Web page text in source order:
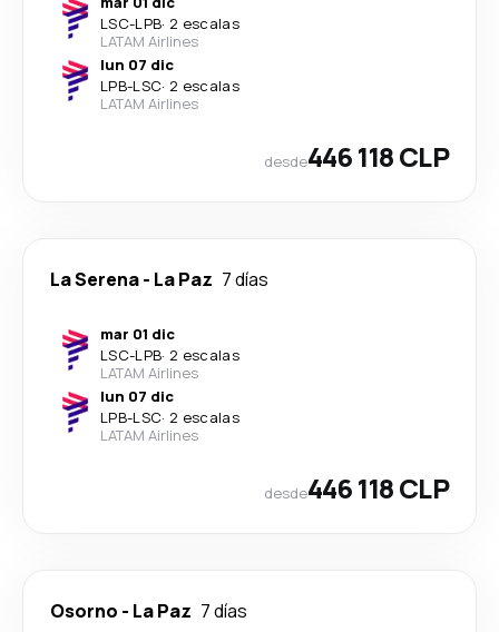
LSC-LPB· 2 escalas
LATAM Airlines
lun 07 dic
LPB-LSC· 2 escalas
LATAM Airlines
desde446 118 CLP
La Serena- La Paz 7 días
mar 01 dic
LSC-LPB· 2 escalas
LATAM Airlines
lun 07 dic
LPB-LSC· 2 escalas
LATAM Airlines
desde446 118 CLP
Osorno - La Paz 7 días